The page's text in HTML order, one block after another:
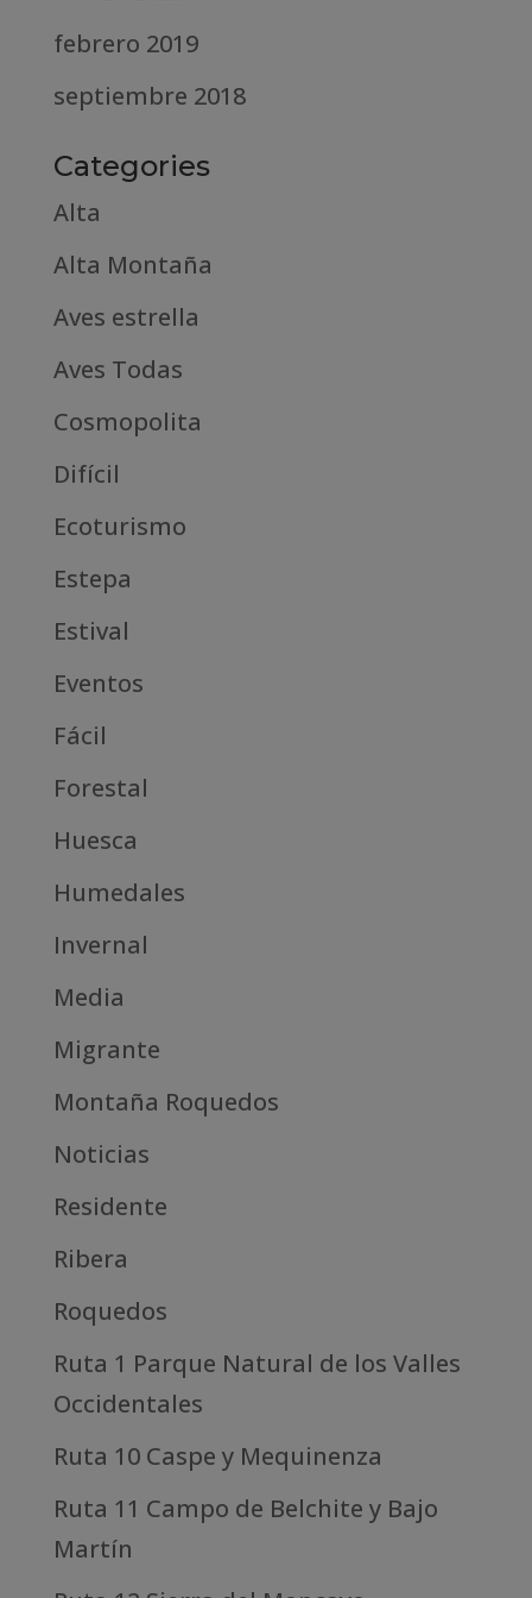
febrero 2019
septiembre 2018
Categories
Alta
Alta Montaña
Aves estrella
Aves Todas
Cosmopolita
Difícil
Ecoturismo
Estepa
Estival
Eventos
Fácil
Forestal
Huesca
Humedales
Invernal
Media
Migrante
Montaña Roquedos
Noticias
Residente
Ribera
Roquedos
Ruta 1 Parque Natural de los Valles
Occidentales
Ruta 10 Caspe y Mequinenza
Ruta 11 Campo de Belchite y Bajo
Martín